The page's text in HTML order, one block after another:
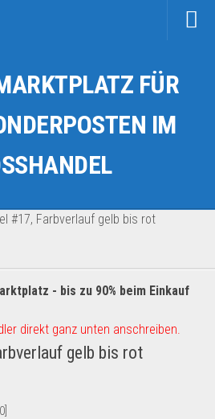
FÜR
IM
#17, Farbverlauf gelb bis rot
- bis zu 90% beim Einkauf
direkt ganz unten anschreiben.
gelb bis rot
0